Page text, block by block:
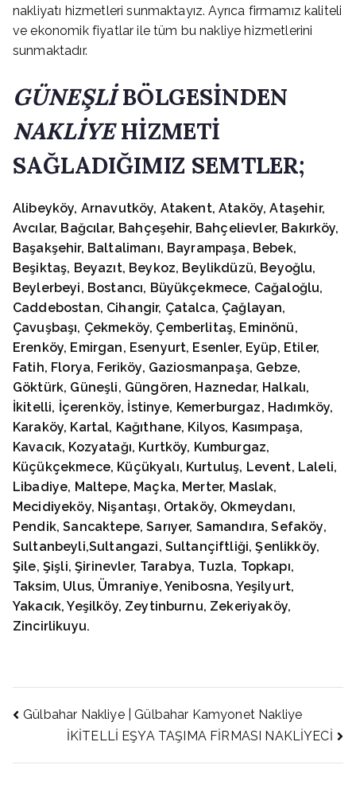
nakliyatı hizmetleri sunmaktayız. Ayrıca firmamız kaliteli
ve ekonomik fiyatlar ile tüm bu nakliye hizmetlerini
sunmaktadır.
GÜNEŞLİBÖLGESİNDEN
NAKLİYEHİZMETİ
SAĞLADIĞIMIZ SEMTLER;
Alibeyköy, Arnavutköy, Atakent, Ataköy, Ataşehir,
Avcılar, Bağcılar, Bahçeşehir, Bahçelievler, Bakırköy,
Başakşehir, Baltalimanı, Bayrampaşa, Bebek,
Beşiktaş, Beyazıt, Beykoz, Beylikdüzü, Beyoğlu,
Beylerbeyi, Bostancı, Büyükçekmece, Cağaloğlu,
Caddebostan, Cihangir, Çatalca, Çağlayan,
Çavuşbaşı, Çekmeköy, Çemberlitaş, Eminönü,
Erenköy, Emirgan, Esenyurt, Esenler, Eyüp, Etiler,
Fatih, Florya, Feriköy, Gaziosmanpaşa, Gebze,
Göktürk, Güneşli, Güngören, Haznedar, Halkalı,
İkitelli, İçerenköy, İstinye, Kemerburgaz, Hadımköy,
Karaköy, Kartal, Kağıthane, Kilyos, Kasımpaşa,
Kavacık, Kozyatağı, Kurtköy, Kumburgaz,
Küçükçekmece, Küçükyalı, Kurtuluş, Levent, Laleli,
Libadiye, Maltepe, Maçka, Merter, Maslak,
Mecidiyeköy, Nişantaşı, Ortaköy, Okmeydanı,
Pendik, Sancaktepe, Sarıyer, Samandıra, Sefaköy,
Sultanbeyli,Sultangazi, Sultançiftliği, Şenlikköy,
Şile, Şişli, Şirinevler, Tarabya, Tuzla, Topkapı,
Taksim, Ulus, Ümraniye, Yenibosna, Yeşilyurt,
Yakacık, Yeşilköy, Zeytinburnu, Zekeriyaköy,
Zincirlikuyu.
Yazı
Gülbahar Nakliye | Gülbahar Kamyonet Nakliye
İKİTELLİ EŞYA TAŞIMA FİRMASI NAKLİYECİ